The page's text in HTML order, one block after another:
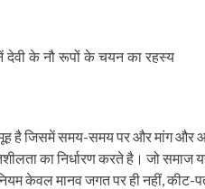
देवी के नौ रूपों के चयन का रहस्य
है जिसमें समय-समय पर और मांग और
का निर्धारण करते है। जो समाज
केवल मानव जगत पर ही नहीं, कीट-